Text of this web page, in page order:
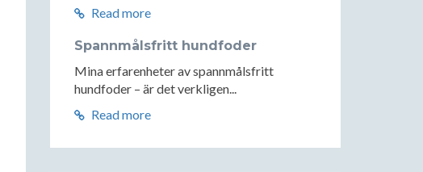
Read more
Spannmålsfritt hundfoder
Mina erfarenheter av spannmålsfritt
hundfoder – är det verkligen...
Read more